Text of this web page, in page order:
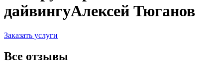
дайвингуАлексей Тюганов
Заказать услуги
Все отзывы